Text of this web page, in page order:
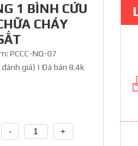
1 BÌNH CỨU
CHÁY
PCCC-NQ-07
đánh giá) | Đã bán 8.4k
- +